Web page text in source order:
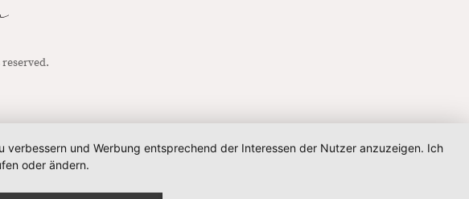
und Werbung entsprechend der Interessen der Nutzer anzuzeigen. Ich
oder ändern.